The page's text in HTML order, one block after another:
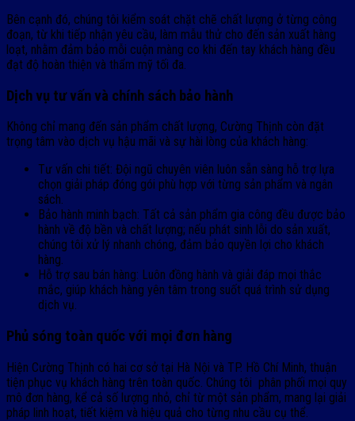
Bên cạnh đó, chúng tôi kiểm soát chặt chẽ chất lượng ở từng công
đoạn, từ khi tiếp nhận yêu cầu, làm mẫu thử cho đến sản xuất hàng
loạt, nhằm đảm bảo mỗi cuộn màng co khi đến tay khách hàng đều
đạt độ hoàn thiện và thẩm mỹ tối đa.
Dịch vụ tư vấn và chính sách bảo hành
Không chỉ mang đến sản phẩm chất lượng, Cường Thịnh còn đặt
trọng tâm vào dịch vụ hậu mãi và sự hài lòng của khách hàng:
Tư vấn chi tiết: Đội ngũ chuyên viên luôn sẵn sàng hỗ trợ lựa
chọn giải pháp đóng gói phù hợp với từng sản phẩm và ngân
sách.
Bảo hành minh bạch: Tất cả sản phẩm gia công đều được bảo
hành về độ bền và chất lượng; nếu phát sinh lỗi do sản xuất,
chúng tôi xử lý nhanh chóng, đảm bảo quyền lợi cho khách
hàng.
Hỗ trợ sau bán hàng: Luôn đồng hành và giải đáp mọi thắc
mắc, giúp khách hàng yên tâm trong suốt quá trình sử dụng
dịch vụ.
Phủ sóng toàn quốc với mọi đơn hàng
Hiện Cường Thịnh có hai cơ sở tại Hà Nội và TP. Hồ Chí Minh, thuận
tiện phục vụ khách hàng trên toàn quốc. Chúng tôi phân phối mọi quy
mô đơn hàng, kể cả số lượng nhỏ, chỉ từ một sản phẩm, mang lại giải
pháp linh hoạt, tiết kiệm và hiệu quả cho từng nhu cầu cụ thể.